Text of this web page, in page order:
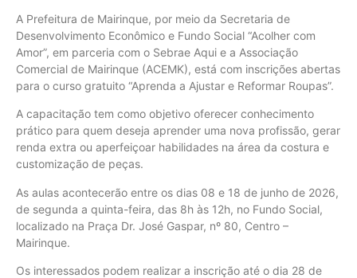
A Prefeitura de Mairinque, por meio da Secretaria de
Desenvolvimento Econômico e Fundo Social “Acolher com
Amor”, em parceria com o Sebrae Aqui e a Associação
Comercial de Mairinque (ACEMK), está com inscrições abertas
para o curso gratuito “Aprenda a Ajustar e Reformar Roupas”.
A capacitação tem como objetivo oferecer conhecimento
prático para quem deseja aprender uma nova profissão, gerar
renda extra ou aperfeiçoar habilidades na área da costura e
customização de peças.
As aulas acontecerão entre os dias 08 e 18 de junho de 2026,
de segunda a quinta-feira, das 8h às 12h, no Fundo Social,
localizado na Praça Dr. José Gaspar, nº 80, Centro –
Mairinque.
Os interessados podem realizar a inscrição até o dia 28 de